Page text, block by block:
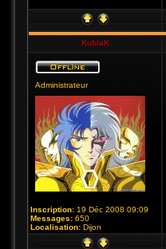
KubiaK
Administrateur
Inscription: 19 Déc 2008 09:09
Messages: 650
Localisation: Dijon